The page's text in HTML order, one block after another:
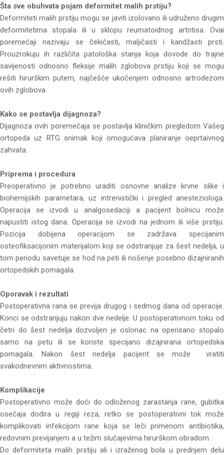
Šta sve obuhvata pojam deformitet malih prstiju?
Deformiteti malih prstiju mogu se javiti izolovano ili udruženo drugim
deformitetima stopala ili u sklopu reumatoidnog artritisa. Ovai
poremećaji nazivaju se čekićasti, maljičasti i kandžasti prsti.
Prouzrokuju ih različita patološka stanja koja dovode do trajne
savijenosti odnosno fleksije malih zglobova prstiju koji se mogu
rešiti hirurškim putem, najčešće ukočenjem odnosno artrodezom
ovih zglobova.
Kako se postavlja dijagnoza?
Dijagnoza ovih poremećaja se postavlja kliničkim pregledom Vašeg
ortopeda uz RTG snimak koji omogućava planiranje oeprtaivnog
zahvata.
Priprema i procedura
Preoperativno je potrebno uraditi osnovne analize krvne slike i
biohemijskih parametara, uz intrenistički i pregled anesteziologa.
Operacija se izvodi u analgosedaciji a pacijent bolnicu može
napustiti istog dana. Operacija se izvodi na jednom ili više prstiju.
Pozicija dobijena operacijom se zadržava specijanim
osteofiksacijonim materijalom koji se odstranjuje za šest nedelja, u
tom periodu savetuje se hod na peti ili nošenje posebno dizajniranih
ortopedskih pomagala.
Oporavak i rezultati
Postoperativna rana se previja drugog i sedmog dana od operacije.
Konci se odstranjuju nakon dve nedelje. U postoperativnom toku od
četri do šest nedelja dozvoljen je oslonac na operisano stopalo
samo na petu ili se koriste specijano dizajnirana ortopedska
pomagala. Nakon šest nedelja pacijent se može vratiti
svakodnevnim aktivnostima.
Komplikacije
Postoperativno može doći do odloženog zarastanja rane, gubitka
osećaja dodira u regiji reza, retko se postoperativni tok može
komplikovati infekcijom rane koja se leči primenom antibiotika,
redovnim previjanjem a u težim slučajevima hirurškom obradom.
Do deformiteta malih prstiju ali i izraženog bola u prednjem delu